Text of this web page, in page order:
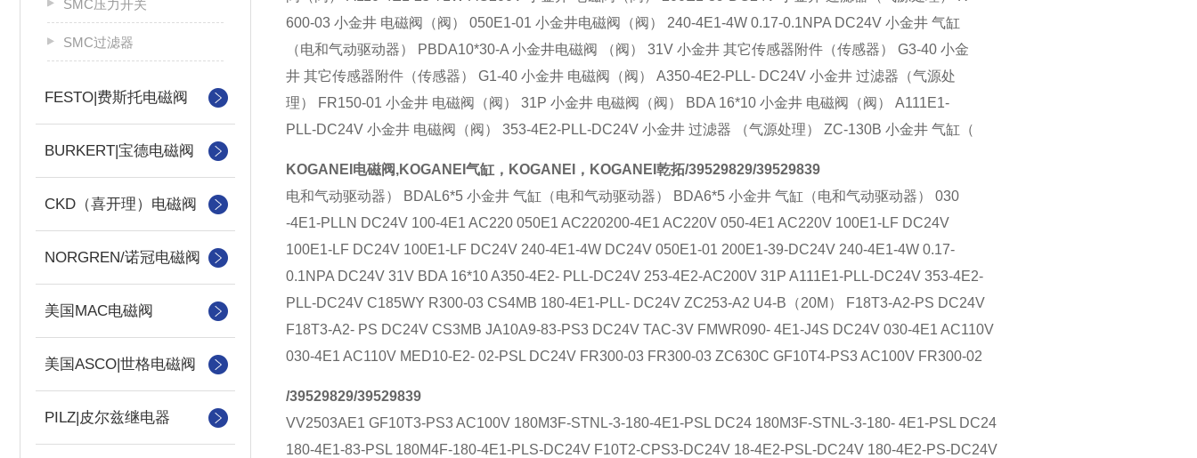
SMC压力开关
SMC过滤器
FESTO|费斯托电磁阀
BURKERT|宝德电磁阀
CKD（喜开理）电磁阀
NORGREN/诺冠电磁阀
美国MAC电磁阀
美国ASCO|世格电磁阀
PILZ|皮尔兹继电器
600-03 小金井 电磁阀（阀） 050E1-01 小金井电磁阀（阀） 240-4E1-4W 0.17-0.1NPA DC24V 小金井 气缸
（电和气动驱动器） PBDA10*30-A 小金井电磁阀 （阀） 31V 小金井 其它传感器附件（传感器） G3-40 小金
井 其它传感器附件（传感器） G1-40 小金井 电磁阀（阀） A350-4E2-PLL- DC24V 小金井 过滤器（气源处
理） FR150-01 小金井 电磁阀（阀） 31P 小金井 电磁阀（阀） BDA 16*10 小金井 电磁阀（阀） A111E1-
PLL-DC24V 小金井 电磁阀（阀） 353-4E2-PLL-DC24V 小金井 过滤器 （气源处理） ZC-130B 小金井 气缸（
KOGANEI电磁阀,KOGANEI气缸，KOGANEI，KOGANEI乾拓/39529829/39529839
电和气动驱动器） BDAL6*5 小金井 气缸（电和气动驱动器） BDA6*5 小金井 气缸（电和气动驱动器） 030
-4E1-PLLN DC24V 100-4E1 AC220 050E1 AC220200-4E1 AC220V 050-4E1 AC220V 100E1-LF DC24V
100E1-LF DC24V 100E1-LF DC24V 240-4E1-4W DC24V 050E1-01 200E1-39-DC24V 240-4E1-4W 0.17-
0.1NPA DC24V 31V BDA 16*10 A350-4E2- PLL-DC24V 253-4E2-AC200V 31P A111E1-PLL-DC24V 353-4E2-
PLL-DC24V C185WY R300-03 CS4MB 180-4E1-PLL- DC24V ZC253-A2 U4-B（20M） F18T3-A2-PS DC24V
F18T3-A2- PS DC24V CS3MB JA10A9-83-PS3 DC24V TAC-3V FMWR090- 4E1-J4S DC24V 030-4E1 AC110V
030-4E1 AC110V MED10-E2- 02-PSL DC24V FR300-03 FR300-03 ZC630C GF10T4-PS3 AC100V FR300-02
/39529829/39529839
VV2503AE1 GF10T3-PS3 AC100V 180M3F-STNL-3-180-4E1-PSL DC24 180M3F-STNL-3-180- 4E1-PSL DC24
180-4E1-83-PSL 180M4F-180-4E1-PLS-DC24V F10T2-CPS3-DC24V 18-4E2-PSL-DC24V 180-4E2-PS-DC24V